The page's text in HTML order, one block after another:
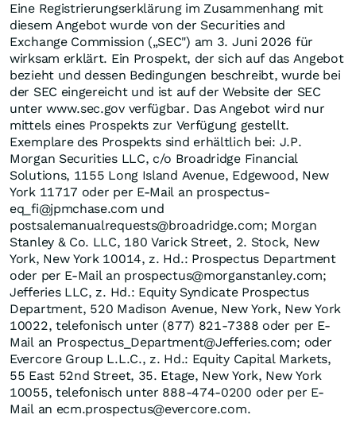
Eine Registrierungserklärung im Zusammenhang mit
diesem Angebot wurde von der Securities and
Exchange Commission („SEC") am 3. Juni 2026 für
wirksam erklärt. Ein Prospekt, der sich auf das Angebot
bezieht und dessen Bedingungen beschreibt, wurde bei
der SEC eingereicht und ist auf der Website der SEC
unter www.sec.gov verfügbar. Das Angebot wird nur
mittels eines Prospekts zur Verfügung gestellt.
Exemplare des Prospekts sind erhältlich bei: J.P.
Morgan Securities LLC, c/o Broadridge Financial
Solutions, 1155 Long Island Avenue, Edgewood, New
York 11717 oder per E-Mail an prospectus-
eq_fi@jpmchase.com und
postsalemanualrequests@broadridge.com; Morgan
Stanley & Co. LLC, 180 Varick Street, 2. Stock, New
York, New York 10014, z. Hd.: Prospectus Department
oder per E-Mail an prospectus@morganstanley.com;
Jefferies LLC, z. Hd.: Equity Syndicate Prospectus
Department, 520 Madison Avenue, New York, New York
10022, telefonisch unter (877) 821-7388 oder per E-
Mail an Prospectus_Department@Jefferies.com; oder
Evercore Group L.L.C., z. Hd.: Equity Capital Markets,
55 East 52nd Street, 35. Etage, New York, New York
10055, telefonisch unter 888-474-0200 oder per E-
Mail an ecm.prospectus@evercore.com.